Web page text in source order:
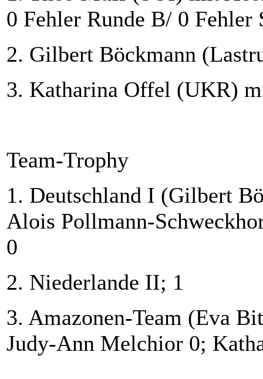
0 Fehler Runde B/ 0 Fehler
2. Gilbert Böckmann
3. Katharina Offel (UKR)
Team-Trophy
1. Deutschland I (Gilbert
Alois Pollmann-
0
2. Niederlande II; 1
3. Amazonen-Team (Eva
Judy-Ann Melchior 0;